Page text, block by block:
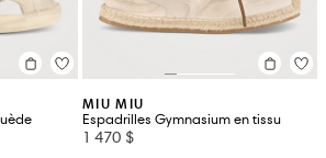
MIU MIU
Espadrilles Gymnasium en tissu
1 470 $